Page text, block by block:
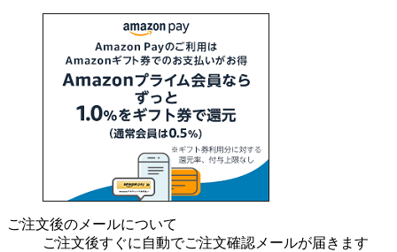
ご注文後のメールについて
ご注文後すぐに自動でご注文確認メールが届きます